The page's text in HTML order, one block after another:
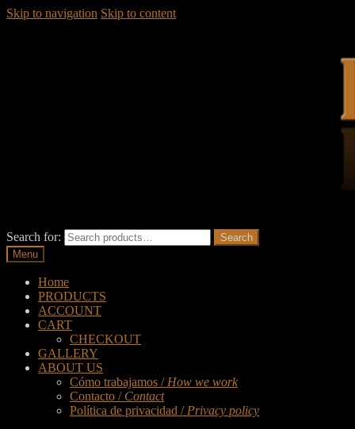
Skip to navigation Skip to content
Search for:
Search
Menu
Home
PRODUCTS
ACCOUNT
CART
CHECKOUT
GALLERY
ABOUT US
Cómo trabajamos / How we work
Contacto / Contact
Política de privacidad / Privacy policy